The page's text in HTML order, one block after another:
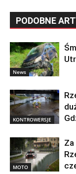
PODOBNE
News
KONTROWERSJE
MOTO